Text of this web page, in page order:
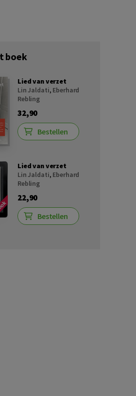
boek
Lied van verzet
Lin Jaldati, Eberhard
Rebling
32,90
Bestellen
Lied van verzet
Lin Jaldati, Eberhard
Rebling
22,90
Bestellen